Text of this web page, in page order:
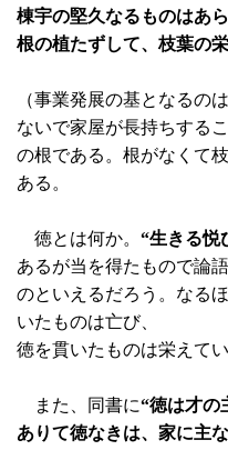
棟宇の堅久なるものはあ
根の植たずして、枝葉の
（事業発展の基となるの
ないで家屋が長持ちする
の根である。根がなくて
ある。
徳とは何か。 “生きる悦
あるが当を得たもので論
のといえるだろう。なる
いたものは亡び、
徳を貫いたものは栄えてい
また、同書に“徳は才の
ありて徳なきは、家に主